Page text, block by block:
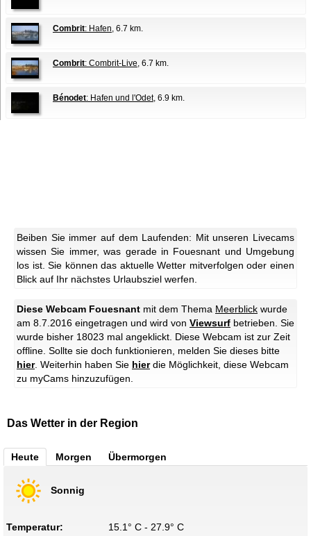
Combrit: Hafen, 6.7 km.
Combrit: Combrit-Live, 6.7 km.
Bénodet: Hafen und l'Odet, 6.9 km.
Beiben Sie immer auf dem Laufenden: Mit unseren Livecams
wissen Sie immer, was gerade in Fouesnant und Umgebung
los ist. Sie können das aktuelle Wetter mitverfolgen oder einen
Blick auf Ihr nächstes Urlaubsziel werfen.
Diese Webcam Fouesnant mit dem Thema Meerblick wurde
am 8.7.2016 eingetragen und wird von Viewsurf betrieben. Sie
wurde bisher 18023 mal angeklickt. Diese Webcam ist zur Zeit
offline. Sollte sie doch funktionieren, melden Sie dieses bitte
hier. Weiterhin haben Sie hierdie Möglichkeit, diese Webcam
zu myCams hinzuzufügen.
Das Wetter in der Region
Heute Morgen Übermorgen
Sonnig
Temperatur:
15.1° C - 27.9° C